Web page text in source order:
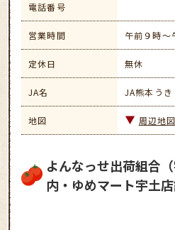
電話番号
営業時間 午前９時～
定休日 無休
JA名 JA熊本うき
地図 周辺地
よんなっせ出荷組合
内・ゆめマート宇土